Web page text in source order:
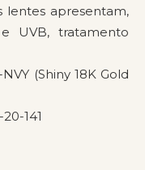
lentes apresentam,
UVB, tratamento
(Shiny 18K Gold
141